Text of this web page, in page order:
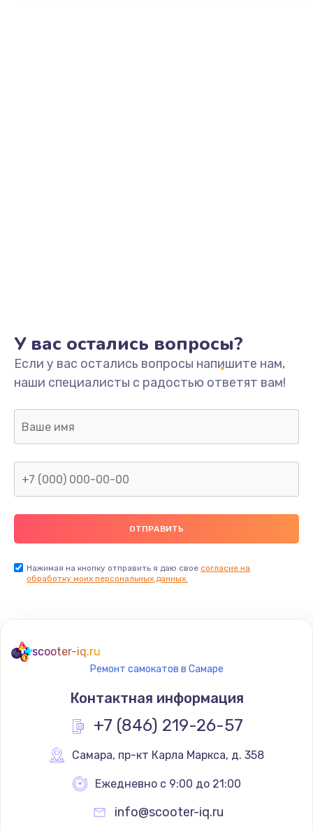
У вас остались вопросы?
Если у вас остались вопросы напишите нам,
наши специалисты с радостью ответят вам!
Нажимая на кнопку отправить я даю свое согласие на
обработку моих персональных данных.
scooter-iq.ru
Ремонт самокатов в Самаре
Контактная информация
+7 (846) 219-26-57
Самара, пр-кт Карла Маркса, д. 358
Ежедневно с 9:00 до 21:00
info@scooter-iq.ru